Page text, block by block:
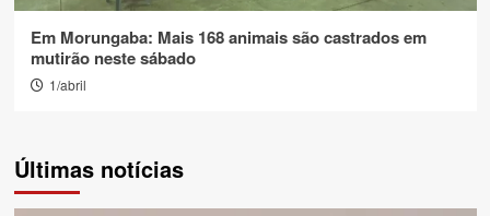
Em Morungaba: Mais 168 animais são castrados em
mutirão neste sábado
1/abril
Últimas notícias